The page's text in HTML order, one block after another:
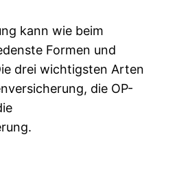
kann wie beim
Formen und
drei wichtigsten Arten
die OP-